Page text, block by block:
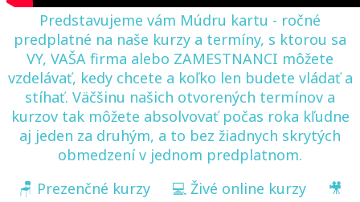
Predstavujeme vám Múdru kartu - ročné
predplatné na naše kurzy a termíny, s ktorou sa
VY, VAŠA firma alebo ZAMESTNANCI môžete
vzdelávať, kedy chcete a koľko len budete vládať a
stíhať. Väčšinu našich otvorených termínov a
kurzov tak môžete absolvovať počas roka kľudne
aj jeden za druhým, a to bez žiadnych skrytých
obmedzení v jednom predplatnom.
🪑 Prezenčné kurzy 💻 Živé online kurzy 🎥